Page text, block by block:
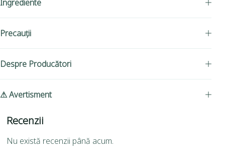
Ingrediente
Precauții
Despre Producători
⚠ Avertisment
Recenzii
Nu există recenzii până acum.